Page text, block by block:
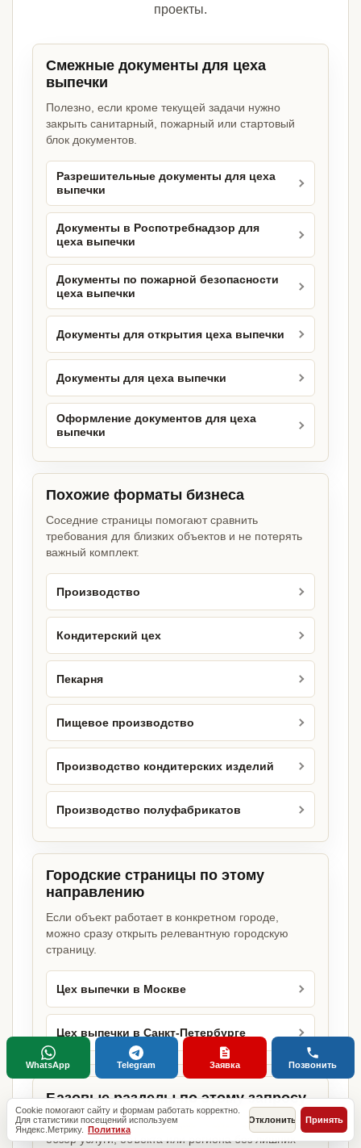
проекты.
Смежные документы для цеха
выпечки
Полезно, если кроме текущей задачи нужно
закрыть санитарный, пожарный или стартовый
блок документов.
Разрешительные документы для цеха
выпечки
Документы в Роспотребнадзор для
цеха выпечки
Документы по пожарной безопасности
цеха выпечки
Документы для открытия цеха выпечки
Документы для цеха выпечки
Оформление документов для цеха
выпечки
Похожие форматы бизнеса
Соседние страницы помогают сравнить
требования для близких объектов и не потерять
важный комплект.
Производство
Кондитерский цех
Пекарня
Пищевое производство
Производство кондитерских изделий
Производство полуфабрикатов
Городские страницы по этому
направлению
Если объект работает в конкретном городе,
можно сразу открыть релевантную городскую
страницу.
Цех выпечки в Москве
Цех выпечки в Санкт-Петербурге
Базовые разделы по этому запросу
Родительские страницы дают более широкий
обзор услуги, объекта или региона без лишних
Cookie помогают сайту и формам работать корректно.
Для статистики посещений используем
Яндекс.Метрику. Политика
Отклонить Принять
WhatsApp Telegram Заявка Позвонить